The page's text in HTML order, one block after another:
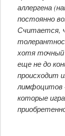
аллергена
постоянно
Считается,
хотя точный
еще не до
происходит
лимфоцитов
которые